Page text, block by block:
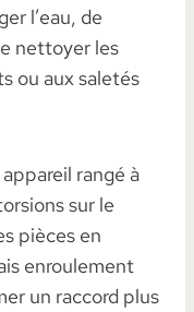
l’eau, de
nettoyer les
ou aux saletés
rangé à
sur le
pièces en
enroulement
un raccord plus